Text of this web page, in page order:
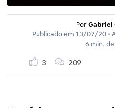
Por Gabriel
Publicado em 13/07/20 •
6 min.
3 209